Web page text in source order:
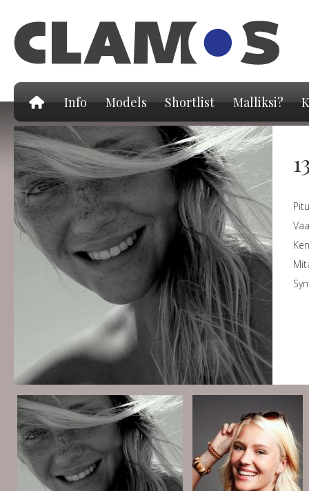
Info Models Shortlist Malliksi?